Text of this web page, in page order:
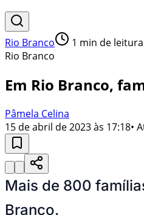
Rio Branco 1 min de leitura
Rio Branco
Em Rio Branco,
Pâmela Celina
15 de abril de 2023 às 17:18•
Mais de 800
Branco.